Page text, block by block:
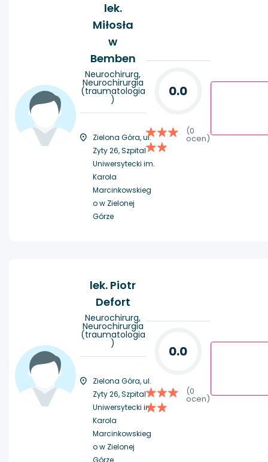
lek.
Miłosła
w
Bemben
Neurochirurg,
Neurochirurgia
(traumatologia
)
Zielona Góra, ul.
Zyty 26, Szpital
Uniwersytecki im.
Karola
Marcinkowskieg
o w Zielonej
Górze
0.0
(0
ocen)
lek. Piotr
Defort
Neurochirurg,
Neurochirurgia
(traumatologia
)
Zielona Góra, ul.
Zyty 26, Szpital
Uniwersytecki im.
Karola
Marcinkowskieg
o w Zielonej
0.0
(0
ocen)